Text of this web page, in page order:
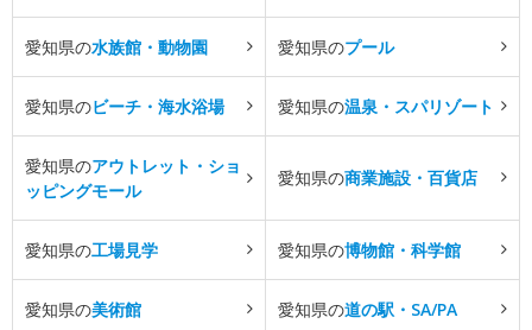
愛知県の水族館・動物園 愛知県のプール
愛知県のビーチ・海水浴場 愛知県の温泉・スパリゾート
愛知県のアウトレット・ショ
ッピングモール
愛知県の商業施設・百貨店
愛知県の工場見学 愛知県の博物館・科学館
愛知県の美術館 愛知県の道の駅・SA/PA